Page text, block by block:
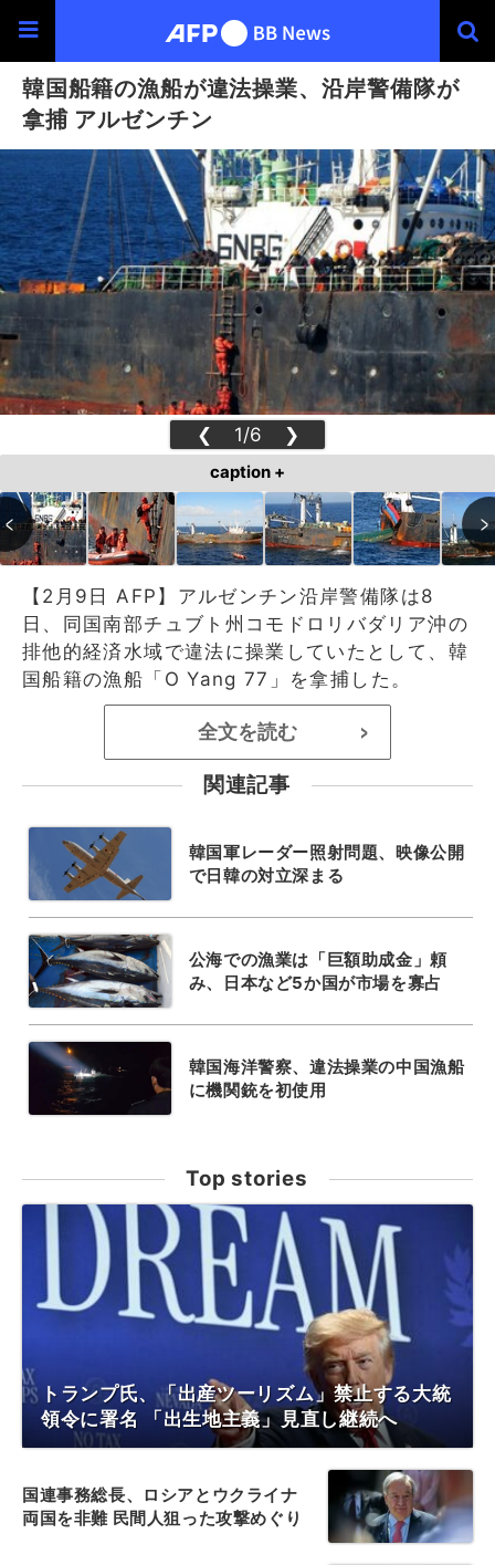
韓国船籍の漁船が違法操業、沿岸警備隊が
拿捕 アルゼンチン
❮ 1/6 ❯
caption +
【2月9日 AFP】アルゼンチン沿岸警備隊は8
日、同国南部チュブト州コモドロリバダリア沖の
排他的経済水域で違法に操業していたとして、韓
国船籍の漁船「O Yang 77」を拿捕した。
全文を読む >
関連記事
韓国軍レーダー照射問題、映像公開
で日韓の対立深まる
公海での漁業は「巨額助成金」頼
み、日本など5か国が市場を寡占
韓国海洋警察、違法操業の中国漁船
に機関銃を初使用
Top stories
トランプ氏、「出産ツーリズム」禁止する大統
領令に署名 「出生地主義」見直し継続へ
国連事務総長、ロシアとウクライナ
両国を非難 民間人狙った攻撃めぐり